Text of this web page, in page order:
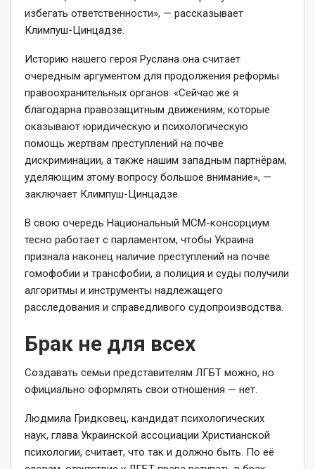
избегать ответственности», — рассказывает
Климпуш-Цинцадзе.
Историю нашего героя Руслана она считает
очередным аргументом для продолжения реформы
правоохранительных органов. «Сейчас же я
благодарна правозащитным движениям, которые
оказывают юридическую и психологическую
помощь жертвам преступлений на почве
дискриминации, а также нашим западным партнёрам,
уделяющим этому вопросу большое внимание», —
заключает Климпуш-Цинцадзе.
В свою очередь Национальный МСМ-консорциум
тесно работает с парламентом, чтобы Украина
признала наконец наличие преступлений на почве
гомофобии и трансфобии, а полиция и суды получили
алгоритмы и инструменты надлежащего
расследования и справедливого судопроизводства.
Брак не для всех
Создавать семьи представителям ЛГБТ можно, но
официально оформлять свои отношения — нет.
Людмила Гридковец, кандидат психологических
наук, глава Украинской ассоциации Христианской
психологии, считает, что так и должно быть. По её